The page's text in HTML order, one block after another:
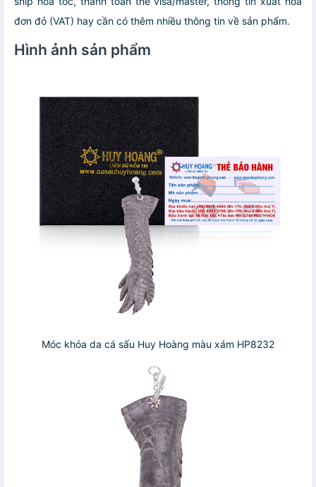
đơn đỏ (VAT) hay cần có thêm nhiều thông tin về sản phẩm.
Hình ảnh sản phẩm
Móc khóa da cá sấu Huy Hoàng màu xám HP8232